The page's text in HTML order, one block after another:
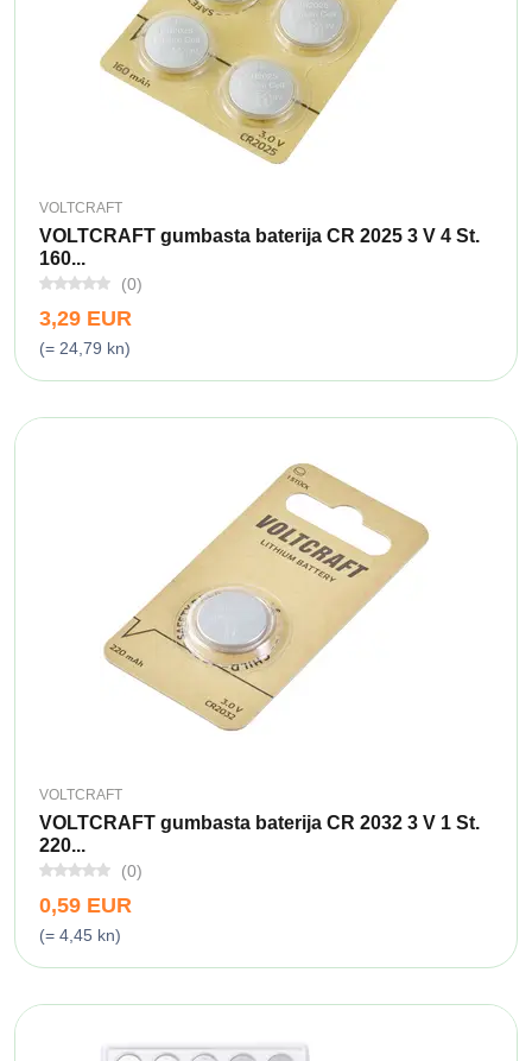
VOLTCRAFT
VOLTCRAFT gumbasta baterija CR 2025 3 V 4 St.
160...
(0)
3,29 EUR
(= 24,79 kn)
VOLTCRAFT
VOLTCRAFT gumbasta baterija CR 2032 3 V 1 St.
220...
(0)
0,59 EUR
(= 4,45 kn)